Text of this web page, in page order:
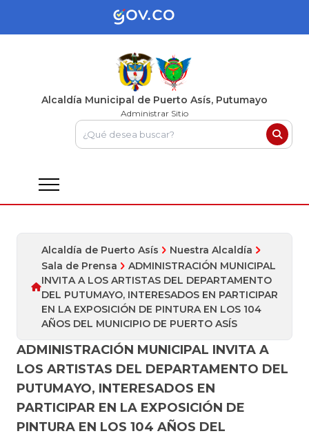
Alcaldía Municipal de Puerto Asís, Putumayo
Administrar Sitio
Alcaldía de Puerto Asís
Nuestra Alcaldía
Sala de Prensa
ADMINISTRACIÓN MUNICIPAL
INVITA A LOS ARTISTAS DEL DEPARTAMENTO
DEL PUTUMAYO, INTERESADOS EN PARTICIPAR
EN LA EXPOSICIÓN DE PINTURA EN LOS 104
AÑOS DEL MUNICIPIO DE PUERTO ASÍS
ADMINISTRACIÓN MUNICIPAL INVITA A
LOS ARTISTAS DEL DEPARTAMENTO DEL
PUTUMAYO, INTERESADOS EN
PARTICIPAR EN LA EXPOSICIÓN DE
PINTURA EN LOS 104 AÑOS DEL